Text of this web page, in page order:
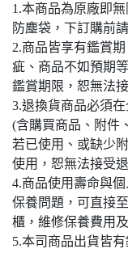
1.本商品為原廠即
防塵袋，下訂購前
2.商品皆享有鑑賞
疵、商品不如預期
鑑賞期限，恕無法
3.退換貨商品必須
(含購買商品、附件
若已使用、或缺少
使用，恕無法接受退
4.商品使用壽命與
保養問題，可直接
櫃，維修保養費用
5.本司商品出貨皆